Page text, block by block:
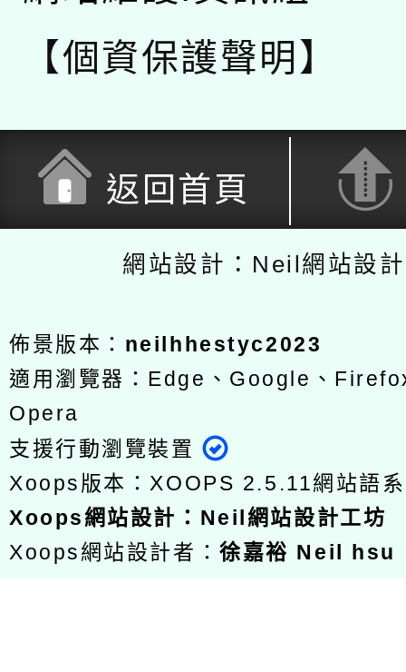
【個資保護聲明】
返回首頁
網站設計：Neil網站設
佈景版本： neilhhestyc2023
適用瀏覽器：Edge、Google、
Opera
支援行動瀏覽裝置
Xoops版本： XOOPS 2.5.11網站語
Xoops網站設計 ： Neil網站設計工坊
Xoops網站設計者：徐嘉裕 Neil hsu